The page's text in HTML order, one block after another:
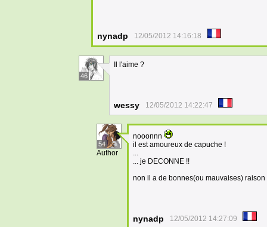
nynadp 12/05/2012 14:16:18
46
Il l'aime ?
wessy 12/05/2012 14:22:47
54
Author
nooonnn
il est amoureux de capuche !
...
... je DECONNE !!
non il a de bonnes(ou mauvaises)
nynadp 12/05/2012 14:27:09